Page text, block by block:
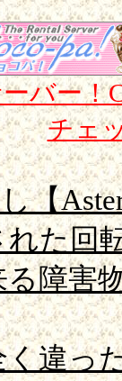
バー！
チェ
【
れた回
障害
違っ